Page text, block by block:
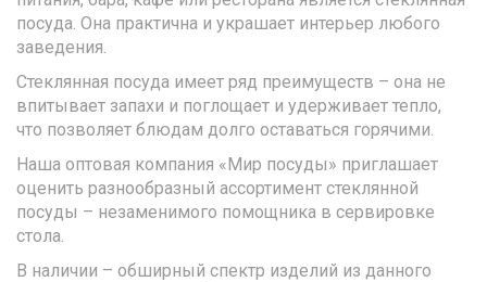
посуда. Она практична и украшает интерьер любого
заведения.
Стеклянная посуда имеет ряд преимуществ – она не
впитывает запахи и поглощает и удерживает тепло,
что позволяет блюдам долго оставаться горячими.
Наша оптовая компания «Мир посуды» приглашает
оценить разнообразный ассортимент стеклянной
посуды – незаменимого помощника в сервировке
стола.
В наличии – обширный спектр изделий из данного